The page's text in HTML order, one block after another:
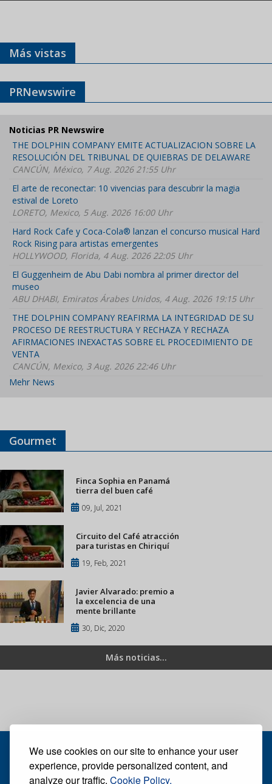
We use cookies on our site to enhance your user
experience, provide personalized content, and
analyze our traffic. Cookie Policy.
Más vistas
PRNewswire
Noticias PR Newswire
THE DOLPHIN COMPANY EMITE ACTUALIZACION SOBRE LA
RESOLUCIÓN DEL TRIBUNAL DE QUIEBRAS DE DELAWARE
CANCÚN, México, 7 Aug. 2026 21:55 Uhr
El arte de reconectar: 10 vivencias para descubrir la magia
estival de Loreto
LORETO, Mexico, 5 Aug. 2026 16:00 Uhr
Hard Rock Cafe y Coca-Cola® lanzan el concurso musical Hard
Rock Rising para artistas emergentes
HOLLYWOOD, Florida, 4 Aug. 2026 22:05 Uhr
El Guggenheim de Abu Dabi nombra al primer director del
museo
ABU DHABI, Emiratos Árabes Unidos, 4 Aug. 2026 19:15 Uhr
THE DOLPHIN COMPANY REAFIRMA LA INTEGRIDAD DE SU
PROCESO DE REESTRUCTURA Y RECHAZA Y RECHAZA
AFIRMACIONES INEXACTAS SOBRE EL PROCEDIMIENTO DE
VENTA
CANCÚN, Mexico, 3 Aug. 2026 22:46 Uhr
Mehr News
Gourmet
Finca Sophia en Panamá
tierra del buen café
09, Jul, 2021
Circuito del Café atracción
para turistas en Chiriquí
19, Feb, 2021
Javier Alvarado: premio a
la excelencia de una
mente brillante
30, Dic, 2020
Más noticias...